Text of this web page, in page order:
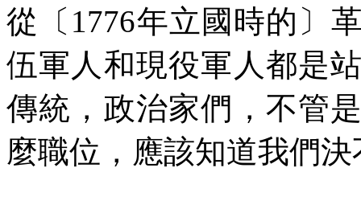
從〔 1776年立國時的〕
伍軍人和現役軍人都是
傳統，政治家們，不管
麼職位，應該知道我們